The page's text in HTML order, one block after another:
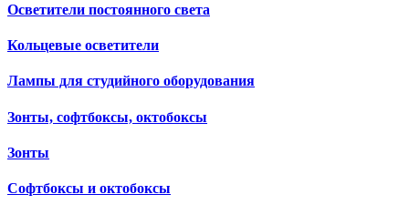
Осветители постоянного света
Кольцевые осветители
Лампы для студийного оборудования
Зонты, софтбоксы, октобоксы
Зонты
Софтбоксы и октобоксы